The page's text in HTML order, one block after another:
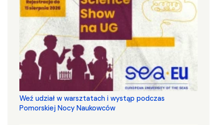
Weź udział w warsztatach i wystąp podczas
Pomorskiej Nocy Naukowców